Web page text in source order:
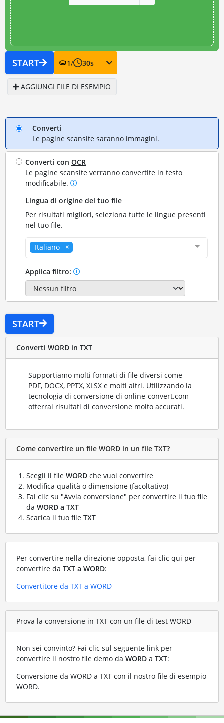
START 1/ 30s
AGGIUNGI FILE DI ESEMPIO
Converti
Le pagine scansite saranno immagini.
Converti conOCR
Le pagine scansite verranno convertite in testo
modificabile.
Lingua di origine del tuo file
Per risultati migliori, seleziona tutte le lingue presenti
nel tuo file.
Italiano
Applica filtro:
START
Converti WORD in TXT
Supportiamo molti formati di file diversi come
PDF, DOCX, PPTX, XLSX e molti altri. Utilizzando la
tecnologia di conversione di online-convert.com
otterrai risultati di conversione molto accurati.
Come convertire un file WORD in un file TXT?
Scegli il file WORDche vuoi convertire
Modifica qualità o dimensione (facoltativo)
Fai clic su "Avvia conversione" per convertire il tuo file
da WORD a TXT
Scarica il tuo file TXT
Per convertire nella direzione opposta, fai clic qui per
convertire da TXT a WORD:
Convertitore da TXT a WORD
Prova la conversione in TXT con un file di test WORD
Non sei convinto? Fai clic sul seguente link per
convertire il nostro file demo da WORDa TXT:
Conversione da WORD a TXT con il nostro file di esempio
WORD.